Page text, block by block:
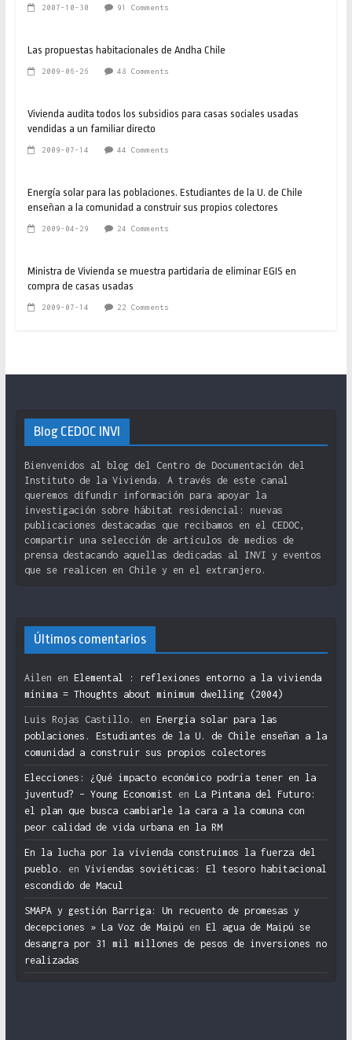
2007-10-30 91 Comments
Las propuestas habitacionales de Andha Chile
2009-06-26 48 Comments
Vivienda audita todos los subsidios para casas sociales usadas
vendidas a un familiar directo
2009-07-14 44 Comments
Energía solar para las poblaciones. Estudiantes de la U. de Chile
enseñan a la comunidad a construir sus propios colectores
2009-04-29 24 Comments
Ministra de Vivienda se muestra partidaria de eliminar EGIS en
compra de casas usadas
2009-07-14 22 Comments
Blog CEDOC INVI
Bienvenidos al blog del Centro de Documentación del
Instituto de la Vivienda. A través de este canal
queremos difundir información para apoyar la
investigación sobre hábitat residencial: nuevas
publicaciones destacadas que recibamos en el CEDOC,
compartir una selección de artículos de medios de
prensa destacando aquellas dedicadas al INVI y eventos
que se realicen en Chile y en el extranjero.
Últimos comentarios
Ailen en Elemental : reflexiones entorno a la vivienda
mínima = Thoughts about minimum dwelling (2004)
Luis Rojas Castillo. en Energía solar para las
poblaciones. Estudiantes de la U. de Chile enseñan a la
comunidad a construir sus propios colectores
Elecciones: ¿Qué impacto económico podría tener en la
juventud? – Young Economist en La Pintana del Futuro:
el plan que busca cambiarle la cara a la comuna con
peor calidad de vida urbana en la RM
En la lucha por la vivienda construimos la fuerza del
pueblo.
en Viviendas soviéticas: El tesoro habitacional
escondido de Macul
SMAPA y gestión Barriga: Un recuento de promesas y
decepciones » La Voz de Maipú en El agua de Maipú se
desangra por 31 mil millones de pesos de inversiones no
realizadas